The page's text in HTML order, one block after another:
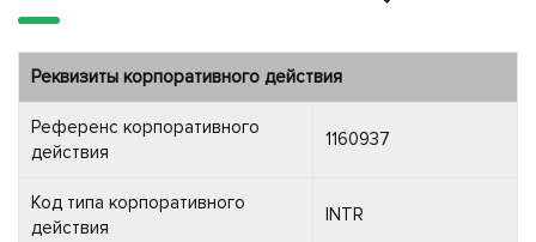
Реквизиты корпоративного действия
Референс корпоративного
действия
1160937
Код типа корпоративного
действия
INTR